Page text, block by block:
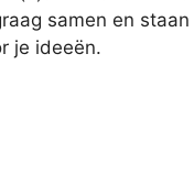
samen en staan
je ideeën.